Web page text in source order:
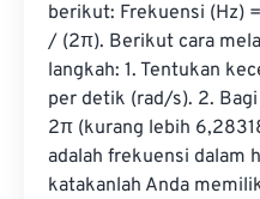
berikut: Frekuensi (Hz)
/ (2π). Berikut cara
langkah: 1. Tentukan
per detik (rad/s). 2.
2π (kurang lebih
adalah frekuensi dalam
katakanlah Anda